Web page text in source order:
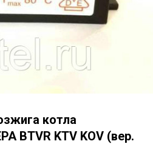
котла
BTVR KTV KOV (вер.